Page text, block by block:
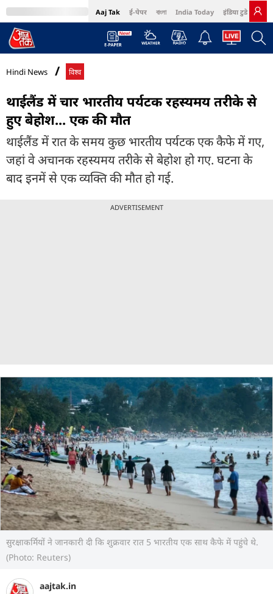
Aaj Tak ई-पेपर বাংলা India Today इंडिया टुडे हिंदी
MumbaiTak Cosmopolitan Harper's Bazaar Northeast
Hindi News विश्व
थाईलैंड में चार भारतीय पर्यटक रहस्यमय तरीके से
हुए बेहोश... एक की मौत
थाईलैंड में रात के समय कुछ भारतीय पर्यटक एक कैफे में गए,
जहां वे अचानक रहस्यमय तरीके से बेहोश हो गए. घटना के
बाद इनमें से एक व्यक्ति की मौत हो गई.
ADVERTISEMENT
सुरक्षाकर्मियों ने जानकारी दी कि शुक्रवार रात 5 भारतीय एक साथ कैफे में पहुंचे थे.
(Photo: Reuters)
aajtak.in